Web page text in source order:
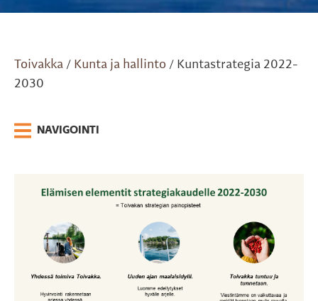
Toivakka / Kunta ja hallinto / Kuntastrategia 2022-
2030
NAVIGOINTI